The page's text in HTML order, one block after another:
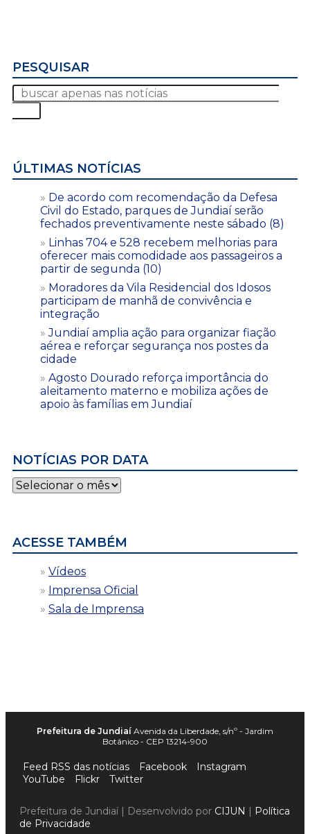
PESQUISAR
ÚLTIMAS NOTÍCIAS
De acordo com recomendação da Defesa
Civil do Estado, parques de Jundiaí serão
fechados preventivamente neste sábado (8)
Linhas 704 e 528 recebem melhorias para
oferecer mais comodidade aos passageiros a
partir de segunda (10)
Moradores da Vila Residencial dos Idosos
participam de manhã de convivência e
integração
Jundiaí amplia ação para organizar fiação
aérea e reforçar segurança nos postes da
cidade
Agosto Dourado reforça importância do
aleitamento materno e mobiliza ações de
apoio às famílias em Jundiaí
NOTÍCIAS POR DATA
Notícias
por
ACESSE TAMBÉM
Vídeos
Imprensa Oficial
Sala de Imprensa
Prefeitura de Jundiaí Avenida da Liberdade, s/nº - Jardim
Botânico - CEP 13214-900
Feed RSS das notícias Facebook
Instagram
YouTube
Flickr Twitter
Prefeitura de Jundiaí | Desenvolvido por CIJUN | Política
de Privacidade